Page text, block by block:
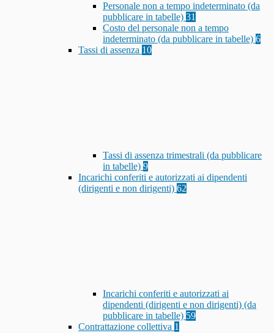
Personale non a tempo indeterminato (da
pubblicare in tabelle) 31
Costo del personale non a tempo
indeterminato (da pubblicare in tabelle) 6
Tassi di assenza 10
Tassi di assenza trimestrali (da pubblicare
in tabelle) 9
Incarichi conferiti e autorizzati ai dipendenti
(dirigenti e non dirigenti) 62
Incarichi conferiti e autorizzati ai
dipendenti (dirigenti e non dirigenti) (da
pubblicare in tabelle) 59
Contrattazione collettiva 1